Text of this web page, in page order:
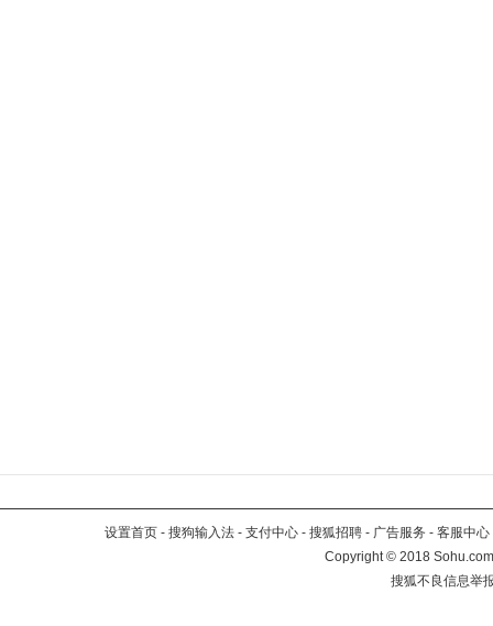
设置首页 - 搜狗输入法 - 支付中心 - 搜狐招聘 - 广告服务 - 客服中心
Copyright©2018
搜狐不良信息举